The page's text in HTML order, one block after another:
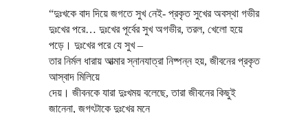
“দুঃখকে বাদ দিয়ে জগতে সুখ নেই- প্রকৃত সুখের অবস্থা গভীর
দুঃখের পরে… দুঃখের পূর্বের সুখ অগভীর, তরল, খেলো হয়ে
পড়ে। দুঃখের পরে যে সুখ –
তার নির্মল ধারায় আত্মার স্নানযাত্রা নিষ্পন্ন হয়, জীবনের প্রকৃত
আস্বাদ মিলিয়ে
দেয়। জীবনকে যারা দুঃখময় বলেছে, তারা জীবনের কিছুই
জানেনা, জগৎটাকে দুঃখের মনে